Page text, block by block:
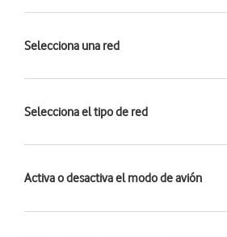
Selecciona una red
Selecciona el tipo de red
Activa o desactiva el modo de avión